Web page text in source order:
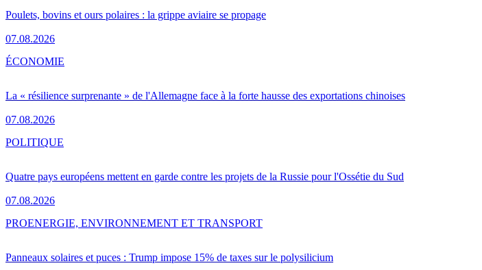
Poulets, bovins et ours polaires : la grippe aviaire se propage
07.08.2026
La « résilience surprenante » de l'Allemagne face à la forte hausse des exportations chinoises
07.08.2026
ÉCONOMIE
Quatre pays européens mettent en garde contre les projets de la Russie pour l'Ossétie du Sud
07.08.2026
POLITIQUE
Panneaux solaires et puces : Trump impose 15% de taxes sur le polysilicium
PROENERGIE, ENVIRONNEMENT ET TRANSPORT